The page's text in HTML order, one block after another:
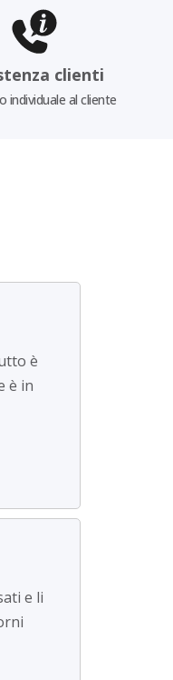
clienti
individuale al cliente
è
è in
e li